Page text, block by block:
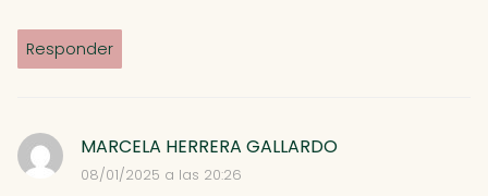
Responder
MARCELA HERRERA GALLARDO
08/01/2025 a las 20:26